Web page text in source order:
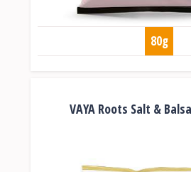
80g
VAYA Roots Salt &